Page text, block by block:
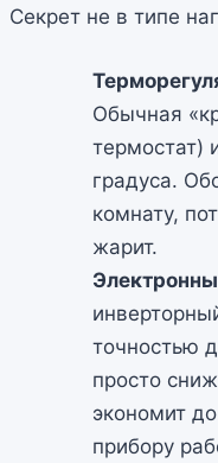
Секрет не в типе
Обычная
термостат)
градуса.
комнату,
жарит.
точностью
просто
экономит
прибору